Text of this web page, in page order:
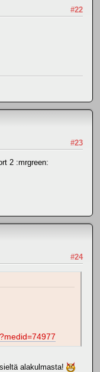
#22
#23
2 :mrgreen:
#24
alakulmasta!